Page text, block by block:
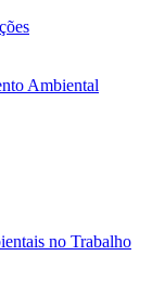
Ambiental
no Trabalho